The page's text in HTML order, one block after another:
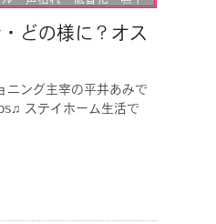
どの様に？オス
ング主宰の平井あみで
ステイホーム生活で